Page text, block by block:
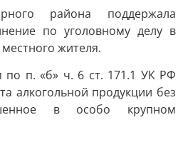
района поддержала
по уголовному делу в
жителя.
п. «б» ч. 6 ст. 171.1 УК РФ
алкогольной продукции без
в особо крупном